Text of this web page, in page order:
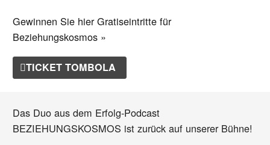
Gewinnen Sie hier Gratiseintritte für
Beziehungskosmos »
TICKET TOMBOLA
Das Duo aus dem Erfolg-Podcast
BEZIEHUNGSKOSMOS ist zurück auf unserer Bühne!